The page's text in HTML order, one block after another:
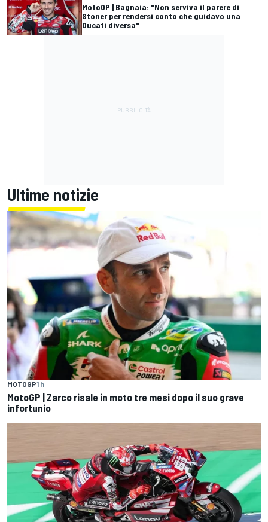
MotoGP | Bagnaia: "Non serviva il parere di
Stoner per rendersi conto che guidavo una
Ducati diversa"
Ultime notizie
MOTOGP1 h
MotoGP | Zarco risale in moto tre mesi dopo il suo grave
infortunio